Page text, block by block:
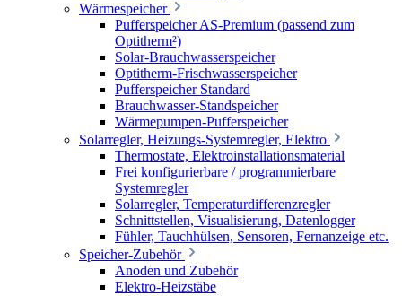
Wärmespeicher
Pufferspeicher AS-Premium (passend zum
Optitherm²)
Solar-Brauchwasserspeicher
Optitherm-Frischwasserspeicher
Pufferspeicher Standard
Brauchwasser-Standspeicher
Wärmepumpen-Pufferspeicher
Solarregler, Heizungs-Systemregler, Elektro
Thermostate, Elektroinstallationsmaterial
Frei konfigurierbare / programmierbare
Systemregler
Solarregler, Temperaturdifferenzregler
Schnittstellen, Visualisierung, Datenlogger
Fühler, Tauchhülsen, Sensoren, Fernanzeige etc.
Speicher-Zubehör
Anoden und Zubehör
Elektro-Heizstäbe